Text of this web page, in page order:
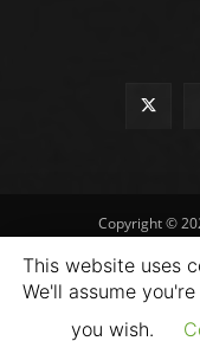
Copyright ©
This website uses
We'll assume
you wish.